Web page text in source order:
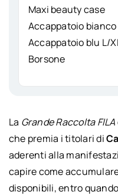
Maxi beauty case
Accappatoio bianco
Accappatoio blu L/
Borsone
La Grande Raccolta FILA
che premia i titolari di
aderenti alla
capire come
disponibili, entro